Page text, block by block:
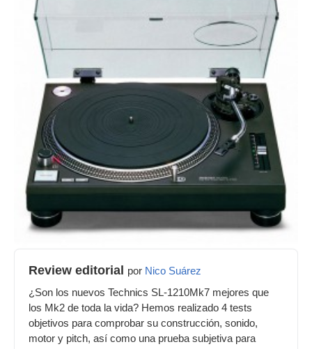
Review editorial por Nico Suárez
¿Son los nuevos Technics SL-1210Mk7 mejores que
los Mk2 de toda la vida? Hemos realizado 4 tests
objetivos para comprobar su construcción, sonido,
motor y pitch, así como una prueba subjetiva para